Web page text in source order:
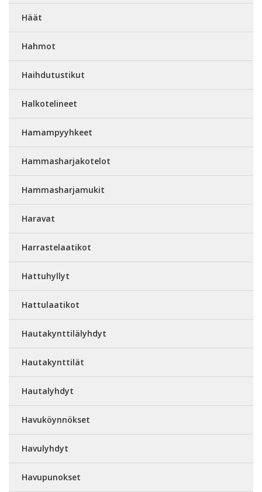
Häät
Hahmot
Haihdutustikut
Halkotelineet
Hamampyyhkeet
Hammasharjakotelot
Hammasharjamukit
Haravat
Harrastelaatikot
Hattuhyllyt
Hattulaatikot
Hautakynttilälyhdyt
Hautakynttilät
Hautalyhdyt
Havuköynnökset
Havulyhdyt
Havupunokset